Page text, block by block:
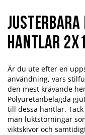
Justerbara
hantlar
Är du ute efter en
användning, vars
den mest krävande
Polyuretanbelagda
till dessa hantlar.
man luktstörningar
viktskivor och